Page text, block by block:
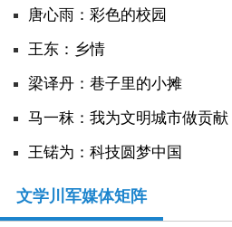
唐心雨：彩色的校园
王东：乡情
​梁译丹：巷子里的小摊
马一秣：我为文明城市做贡献
王锘为：科技圆梦中国
文学川军媒体矩阵